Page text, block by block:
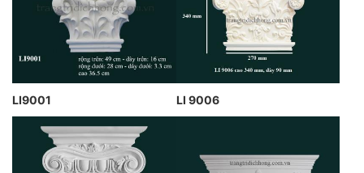
LI9001 LI 9006